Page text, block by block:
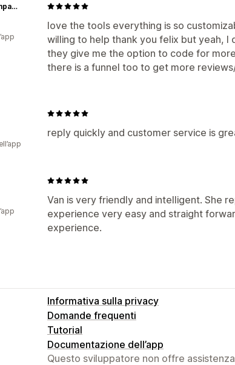
Importazione ed esportazione
love the tools everything is so
willing to help thank you felix but yeah, I
they give me the option to code for
there is a funnel too to get more
The Mad Hatter Company
reply quickly and customer service is
Van is very friendly and intelligent. She
experience very easy and straight
experience.
Informativa sulla privacy
Domande frequenti
Tutorial
Documentazione dell’app
Questo sviluppatore non offre